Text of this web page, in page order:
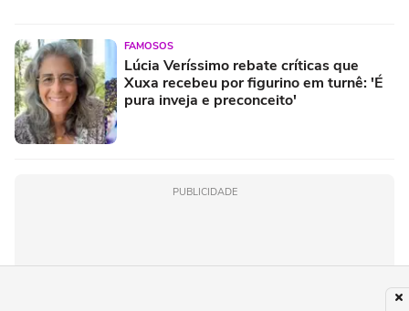
FAMOSOS
Lúcia Veríssimo rebate críticas que
Xuxa recebeu por figurino em turnê: 'É
pura inveja e preconceito'
PUBLICIDADE